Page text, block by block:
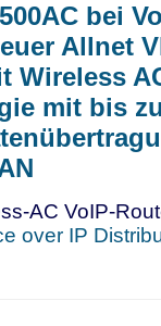
bei
Allnet
Wireless
mit bis
AC VoIP-
over IP